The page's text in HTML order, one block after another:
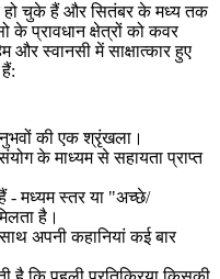
हो चुके हैं और सितंबर के मध्य तक
के प्रावधान क्षेत्रों को कवर
और स्वानसी में साक्षात्कार हुए
की एक श्रृंखला।
के माध्यम से सहायता प्राप्त
- मध्यम स्तर या "अच्छे/
है।
अपनी कहानियां कई बार